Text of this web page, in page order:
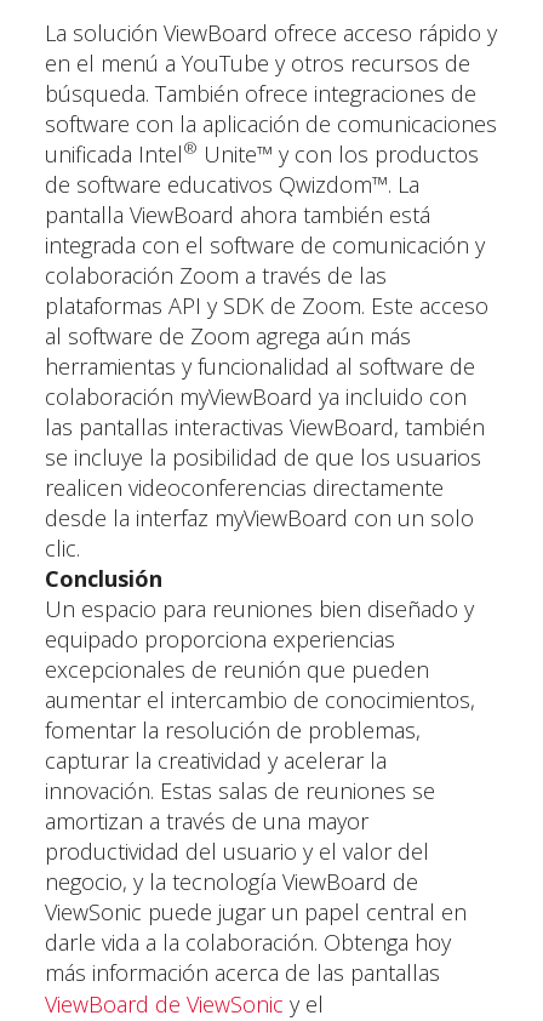
La solución ViewBoard ofrece acceso rápido y
en el menú a YouTube y otros recursos de
búsqueda. También ofrece integraciones de
software con la aplicación de comunicaciones
unificada Intel® Unite™ y con los productos
de software educativos Qwizdom™. La
pantalla ViewBoard ahora también está
integrada con el software de comunicación y
colaboración Zoom a través de las
plataformas API y SDK de Zoom. Este acceso
al software de Zoom agrega aún más
herramientas y funcionalidad al software de
colaboración myViewBoard ya incluido con
las pantallas interactivas ViewBoard, también
se incluye la posibilidad de que los usuarios
realicen videoconferencias directamente
desde la interfaz myViewBoard con un solo
clic.
Conclusión
Un espacio para reuniones bien diseñado y
equipado proporciona experiencias
excepcionales de reunión que pueden
aumentar el intercambio de conocimientos,
fomentar la resolución de problemas,
capturar la creatividad y acelerar la
innovación. Estas salas de reuniones se
amortizan a través de una mayor
productividad del usuario y el valor del
negocio, y la tecnología ViewBoard de
ViewSonic puede jugar un papel central en
darle vida a la colaboración. Obtenga hoy
más información acerca de las pantallas
ViewBoard de ViewSonic y el